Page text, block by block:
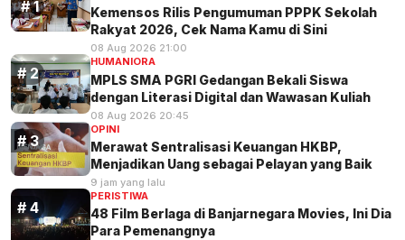
Kemensos Rilis Pengumuman PPPK Sekolah
Rakyat 2026, Cek Nama Kamu di Sini
08 Aug 2026 21:00
HUMANIORA
MPLS SMA PGRI Gedangan Bekali Siswa
dengan Literasi Digital dan Wawasan Kuliah
08 Aug 2026 20:45
OPINI
Merawat Sentralisasi Keuangan HKBP,
Menjadikan Uang sebagai Pelayan yang Baik
9 jam yang lalu
PERISTIWA
48 Film Berlaga di Banjarnegara Movies, Ini Dia
Para Pemenangnya